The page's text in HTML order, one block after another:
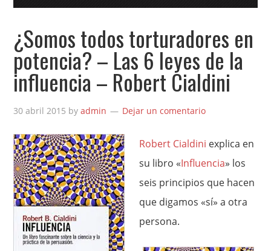
¿Somos todos torturadores en
potencia? – Las 6 leyes de la
influencia – Robert Cialdini
30 abril 2015 byadmin Dejar un comentario
Robert Cialdini explica en
su libro «Influencia» los
seis principios que hacen
que digamos «sí» a otra
persona.